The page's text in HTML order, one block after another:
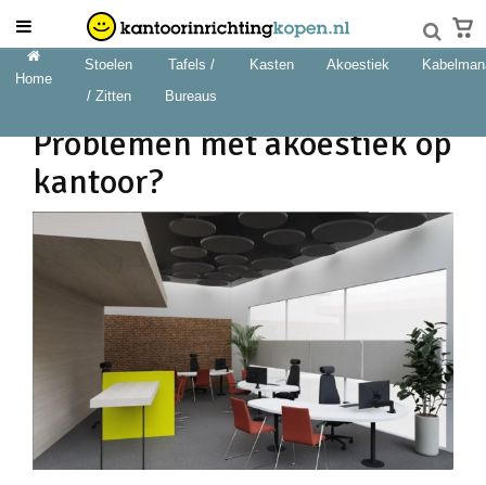
Home
Stoelen
/ Zitten
Tafels /
Bureaus
Kasten Akoestiek
Problemen met akoestiek op
kantoor?